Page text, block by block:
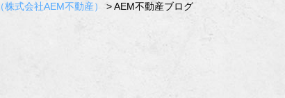
（株式会社AEM不動産） >AEM不動産ブログ